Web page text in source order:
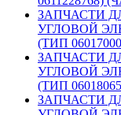
ЗАПЧАСТИ
УГЛОВОЙ
(ТИП
ЗАПЧАСТИ
УГЛОВОЙ
(ТИП
ЗАПЧАСТИ